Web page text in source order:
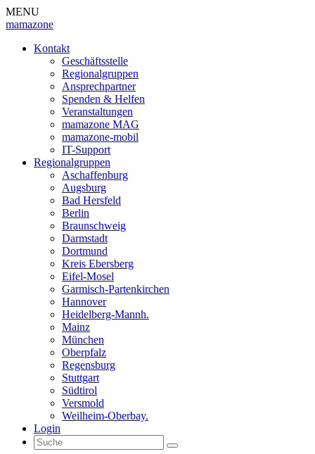
MENU
mamazone
Kontakt
Geschäftsstelle
Regionalgruppen
Ansprechpartner
Spenden & Helfen
Veranstaltungen
mamazone MAG
mamazone-mobil
IT-Support
Regionalgruppen
Aschaffenburg
Augsburg
Bad Hersfeld
Berlin
Braunschweig
Darmstadt
Dortmund
Kreis Ebersberg
Eifel-Mosel
Garmisch-Partenkirchen
Hannover
Heidelberg-Mannh.
Mainz
München
Oberpfalz
Regensburg
Stuttgart
Südtirol
Versmold
Weilheim-Oberbay.
Login